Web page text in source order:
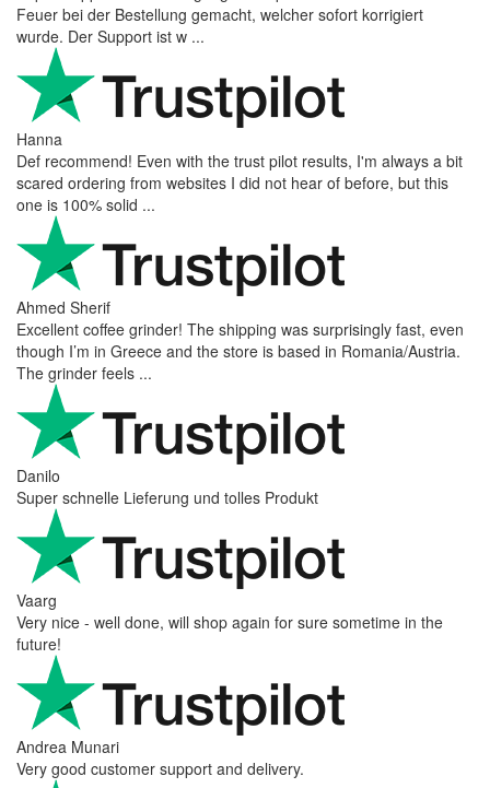
Feuer bei der Bestellung gemacht, welcher sofort korrigiert
wurde. Der Support ist w ...
Hanna
Def recommend! Even with the trust pilot results, I'm always a bit
scared ordering from websites I did not hear of before, but this
one is 100% solid ...
Ahmed Sherif
Excellent coffee grinder! The shipping was surprisingly fast, even
though I’m in Greece and the store is based in Romania/Austria.
The grinder feels ...
Danilo
Super schnelle Lieferung und tolles Produkt
Vaarg
Very nice - well done, will shop again for sure sometime in the
future!
Andrea Munari
Very good customer support and delivery.